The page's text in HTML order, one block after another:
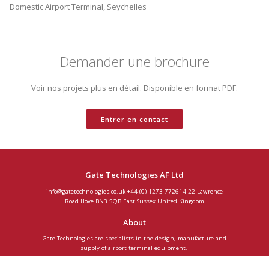
Domestic Airport Terminal, Seychelles
Demander une brochure
Voir nos projets plus en détail. Disponible en format PDF.
Entrer en contact
Gate Technologies AF Ltd
info@gatetechnologies.co.uk +44 (0) 1273 772614 22 Lawrence
Road Hove BN3 5QB East Sussex United Kingdom
About
Gate Technologies are specialists in the design, manufacture and
supply of airport terminal equipment.